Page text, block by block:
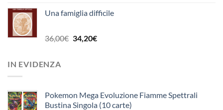
originale
15,50€.
attuale
14,70€.
Una famiglia difficile
36,00€ Il
34,20€Il
IN EVIDENZA
Pokemon Mega Evoluzione Fiamme Spettrali
Bustina Singola (10 carte)